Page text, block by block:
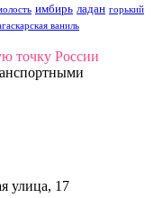
имбирь ладан горький
ваниль
точку России
улица, 17